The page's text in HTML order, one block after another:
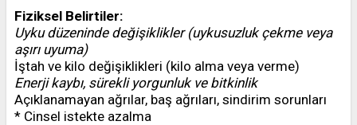
Fiziksel Belirtiler:
Uyku düzeninde değişiklikler (uykusuzluk çekme veya
aşırı uyuma)
İştah ve kilo değişiklikleri (kilo alma veya verme)
Enerji kaybı, sürekli yorgunluk ve bitkinlik
Açıklanamayan ağrılar, baş ağrıları, sindirim sorunları
* Cinsel istekte azalma